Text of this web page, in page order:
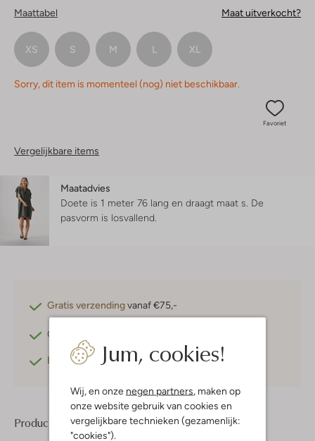
Jum, cookies!
Wij, en onze negen partners , maken op
onze website gebruik van cookies en
vergelijkbare technieken (gezamenlijk:
"cookies").
Maattabel Maat uitverkocht?
XS S M L XL
Sorry, dit item is momenteel (nog) niet beschikbaar.
Favoriet
Vergelijkbare items
Maatadvies
Doete is 1 meter 76 lang en draagt maat s. De
pasvorm is losvallend
Gratis verzendingvanaf €75,-
Gratis retourneren
Betaal achterafmet Klarna
Product informatie